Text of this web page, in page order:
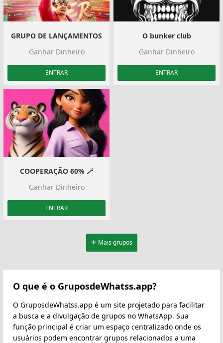
GRUPO DE LANÇAMENTOS
Ganhar Dinheiro
ENTRAR
O bunker club
Ganhar Dinheiro
ENTRAR
COOPERAÇÃO 60% 🪄
Ganhar Dinheiro
ENTRAR
Mais grupos
O que é o GruposdeWhatss.app?
O GruposdeWhatss.app é um site projetado para facilitar
a busca e a divulgação de grupos no WhatsApp. Sua
função principal é criar um espaço centralizado onde os
usuários podem encontrar grupos relacionados a uma